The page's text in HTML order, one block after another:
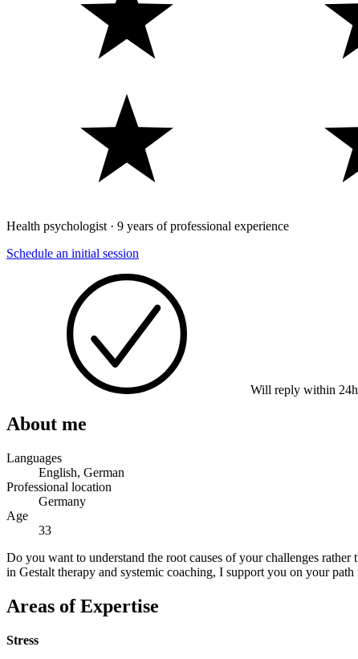
Health psychologist · 9 years of professional experience
Schedule an initial session
Will reply within 24h
About me
Languages
English, German
Professional location
Germany
Age
33
Do you want to understand the root causes of your challenges
in Gestalt therapy and systemic coaching, I support you on your path
Areas of Expertise
Stress